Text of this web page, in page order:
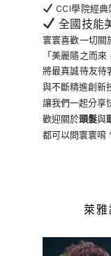
CCI學院經
全國技能
寰寰喜歡一切關
「美麗隨之而
將最真誠待友待
與不斷精進創新
讓我們一起分享
歡迎關於頭髮與
都可以問寰寰唷
萊